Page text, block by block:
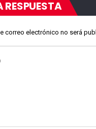
RESPUESTA
correo electrónico no será